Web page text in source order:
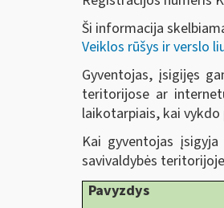
Ši informacija
Veiklos rūšys ir verslo
Gyventojas, įsigijęs
teritorijose ar
laikotarpiais, kai
Kai gyventojas
savivaldybės
Pavyzdys